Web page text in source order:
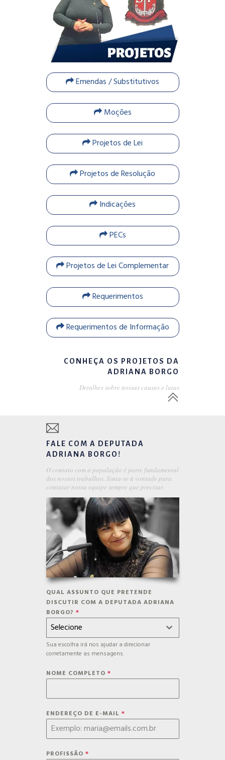
Emendas / Substitutivos
Moções
Projetos de Lei
Projetos de Resolução
Indicações
PECs
Projetos de Lei Complementar
Requerimentos
Requerimentos de Informação
CONHEÇA OS PROJETOS DA
ADRIANA BORGO
Detalhes sobre nossas causas e lutas
FALE COM A DEPUTADA
ADRIANA BORGO!
O contato com a população é parte fundamental
dos nossos trabalhos. Sinta-se à vontade para
contatar nossa equipe sempre que precisar.
QUAL ASSUNTO QUE PRETENDE
DISCUTIR COM A DEPUTADA ADRIANA
BORGO? *
Selecione
Sua escolha irá nos ajudar a direcionar
corretamente as mensagens.
NOME COMPLETO *
ENDEREÇO DE E-MAIL *
PROFISSÃO *